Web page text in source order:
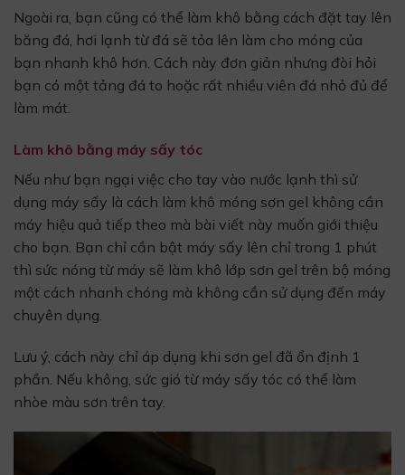
Ngoài ra, bạn cũng có thể làm khô bằng cách đặt tay lên
băng đá, hơi lạnh từ đá sẽ tỏa lên làm cho móng của
bạn nhanh khô hơn. Cách này đơn giản nhưng đòi hỏi
bạn có một tảng đá to hoặc rất nhiều viên đá nhỏ đủ để
làm mát.
Làm khô bằng máy sấy tóc
Nếu như bạn ngại việc cho tay vào nước lạnh thì sử
dụng máy sấy là cách làm khô móng sơn gel không cần
máy hiệu quả tiếp theo mà bài viết này muốn giới thiệu
cho bạn. Bạn chỉ cần bật máy sấy lên chỉ trong 1 phút
thì sức nóng từ máy sẽ làm khô lớp sơn gel trên bộ móng
một cách nhanh chóng mà không cần sử dụng đến máy
chuyên dụng.
Lưu ý, cách này chỉ áp dụng khi sơn gel đã ổn định 1
phần. Nếu không, sức gió từ máy sấy tóc có thể làm
nhòe màu sơn trên tay.